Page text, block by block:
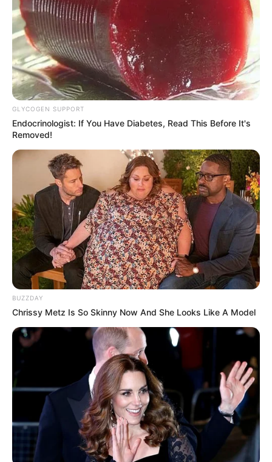
Salshabilla Adriani
TULIS KOMENTAR
Alamat email Anda tidak akan dipublikasikan. Ruas yang wajib ditandai*
GLYCOGEN SUPPORT
Endocrinologist: If You Have Diabetes, Read This Before It's
Removed!
BUZZDAY
Chrissy Metz Is So Skinny Now And She Looks Like A Model